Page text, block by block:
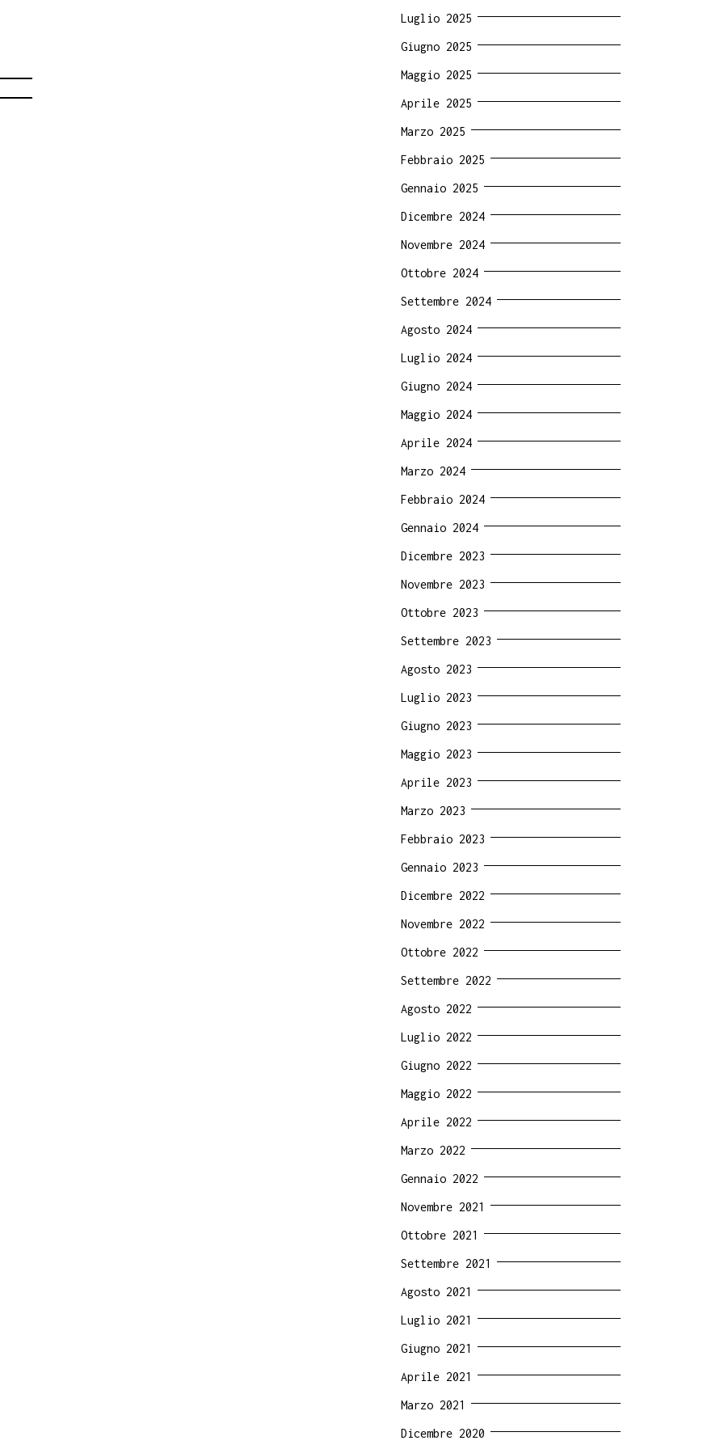
Luglio 2025
Giugno 2025
Maggio 2025
Aprile 2025
Marzo 2025
Febbraio 2025
Gennaio 2025
Dicembre 2024
Novembre 2024
Ottobre 2024
Settembre 2024
Agosto 2024
Luglio 2024
Giugno 2024
Maggio 2024
Aprile 2024
Marzo 2024
Febbraio 2024
Gennaio 2024
Dicembre 2023
Novembre 2023
Ottobre 2023
Settembre 2023
Agosto 2023
Luglio 2023
Giugno 2023
Maggio 2023
Aprile 2023
Marzo 2023
Febbraio 2023
Gennaio 2023
Dicembre 2022
Novembre 2022
Ottobre 2022
Settembre 2022
Agosto 2022
Luglio 2022
Giugno 2022
Maggio 2022
Aprile 2022
Marzo 2022
Gennaio 2022
Novembre 2021
Ottobre 2021
Settembre 2021
Agosto 2021
Luglio 2021
Giugno 2021
Aprile 2021
Marzo 2021
Dicembre 2020